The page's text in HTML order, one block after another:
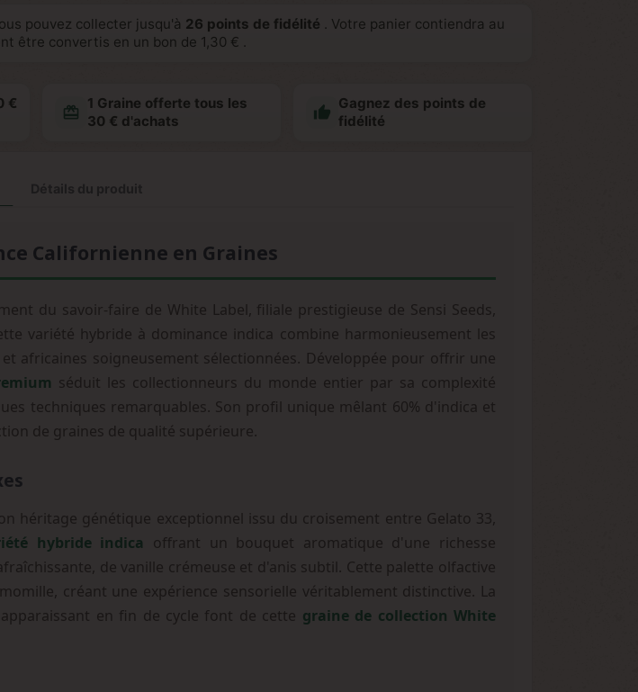
pouvez collecter jusqu'à 26 points de fidélité . Votre panier contiendra au
être convertis en un bon de 1,30 € .
€
redeem
1 Graine offerte tous les
30 € d'achats

Gagnez des points de
fidélité
Californienne en Graines
du savoir-faire de White Label, filiale prestigieuse de Sensi Seeds,
variété hybride à dominance indica combine harmonieusement les
africaines soigneusement sélectionnées. Développée pour offrir une
séduit les collectionneurs du monde entier par sa complexité
techniques remarquables. Son profil unique mêlant 60% d'indica et
de graines de qualité supérieure.
héritage génétique exceptionnel issu du croisement entre Gelato 33,
hybride indica offrant un bouquet aromatique d'une richesse
de vanille crémeuse et d'anis subtil. Cette palette olfactive
créant une expérience sensorielle véritablement distinctive. La
en fin de cycle font de cette graine de collection White